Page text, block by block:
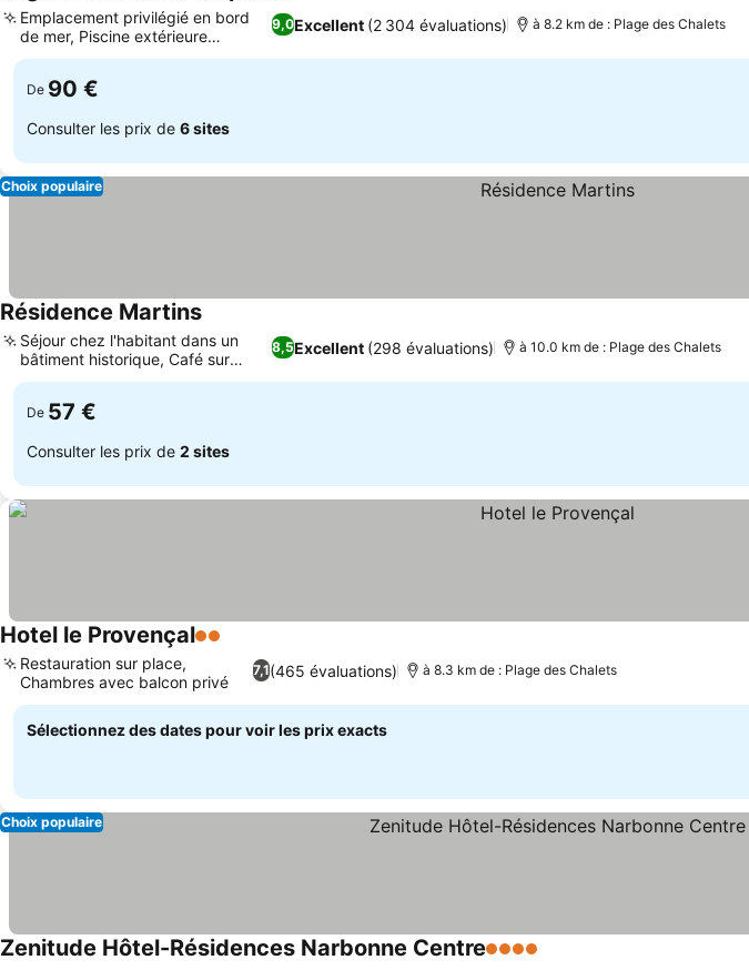
9,0Excellent (2 304 évaluations)
Emplacement privilégié en bord
de mer, Piscine extérieure
chauffée
à 8.2 km de : Plage des Chalets
De 90 €
Consulter les prix de 6 sites
Choix populaire
Résidence MartinsConsulter les prix
8,5Excellent (298 évaluations)
Séjour chez l'habitant dans un
bâtiment historique, Café sur
place
à 10.0 km de : Plage des Chalets
De 57 €
Consulter les prix de 2 sites
Hotel le Provençal2 Étoiles
7,1(465 évaluations)
Restauration sur place,
Chambres avec balcon privé
à 8.3 km de : Plage des Chalets
Sélectionnez des dates pour voir les prix exacts
Choix populaire
Zenitude Hôtel-Résidences Narbonne Centre4 Étoiles